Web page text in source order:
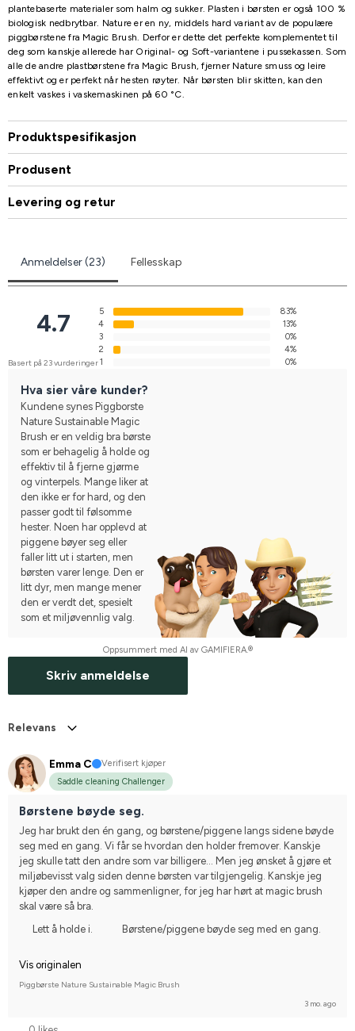
plantebaserte materialer som halm og sukker. Plasten i børsten er også 100 %
biologisk nedbrytbar. Nature er en ny, middels hard variant av de populære
piggbørstene fra Magic Brush. Derfor er dette det perfekte komplementet til
deg som kanskje allerede har Original- og Soft-variantene i pussekassen. Som
alle de andre plastbørstene fra Magic Brush, fjerner Nature smuss og leire
effektivt og er perfekt når hesten røyter. Når børsten blir skitten, kan den
enkelt vaskes i vaskemaskinen på 60 °C.
Produktspesifikasjon
Produsent
Levering og retur
Anmeldelser (23) Fellesskap
4.7
Basert på 23 vurderinger
5
83%
4
13%
3
0%
2
4%
1
0%
Hva sier våre kunder?
Kundene synes Piggborste
Nature Sustainable Magic
Brush er en veldig bra børste
som er behagelig å holde og
effektiv til å fjerne gjørme
og vinterpels. Mange liker at
den ikke er for hard, og den
passer godt til følsomme
hester. Noen har opplevd at
piggene bøyer seg eller
faller litt ut i starten, men
børsten varer lenge. Den er
litt dyr, men mange mener
den er verdt det, spesielt
som et miljøvennlig valg.
Oppsummert med AI av GAMIFIERA.®
Skriv anmeldelse
Relevans
Emma C
Verifisert kjøper
Saddle cleaning Challenger
Børstene bøyde seg.
Jeg har brukt den én gang, og børstene/piggene langs sidene bøyde
seg med en gang. Vi får se hvordan den holder fremover. Kanskje
jeg skulle tatt den andre som var billigere... Men jeg ønsket å gjøre et
miljøbevisst valg siden denne børsten var tilgjengelig. Kanskje jeg
kjøper den andre og sammenligner, for jeg har hørt at magic brush
skal være så bra.
Lett å holde i.
Børstene/piggene bøyde seg med en gang.
Vis originalen
Piggbørste Nature Sustainable Magic Brush
3 mo. ago